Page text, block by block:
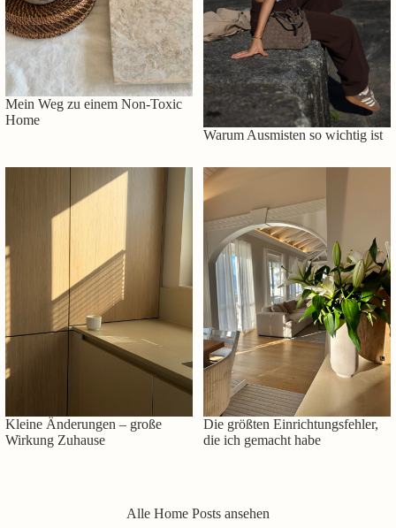
Mein Weg zu einem Non-Toxic
Home
Warum Ausmisten so wichtig ist
Kleine Änderungen – große
Wirkung Zuhause
Die größten Einrichtungsfehler,
die ich gemacht habe
Alle Home Posts ansehen